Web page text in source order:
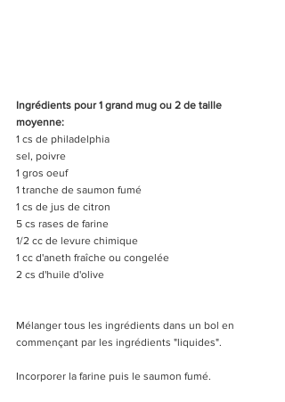
Ingrédients pour 1 grand mug ou 2 de taille
moyenne:
1 cs de philadelphia
sel, poivre
1 gros oeuf
1 tranche de saumon fumé
1 cs de jus de citron
5 cs rases de farine
1/2 cc de levure chimique
1 cc d'aneth fraîche ou congelée
2 cs d'huile d'olive
Mélanger tous les ingrédients dans un bol en
commençant par les ingrédients "liquides".
Incorporer la farine puis le saumon fumé.